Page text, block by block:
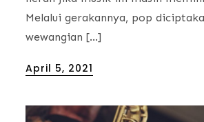
Melalui gerakannya, pop
wewangian […]
Posted
April 5, 2021